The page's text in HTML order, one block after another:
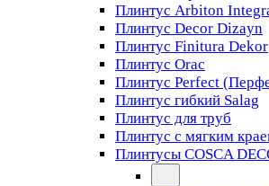
Плинтус Arbiton
Плинтус Decor Dizayn
Плинтус Finitura Dekor
Плинтус Orac
Плинтус Perfect
Плинтус гибкий Salag
Плинтус для труб
Плинтус с мягким
Плинтусы COSCA